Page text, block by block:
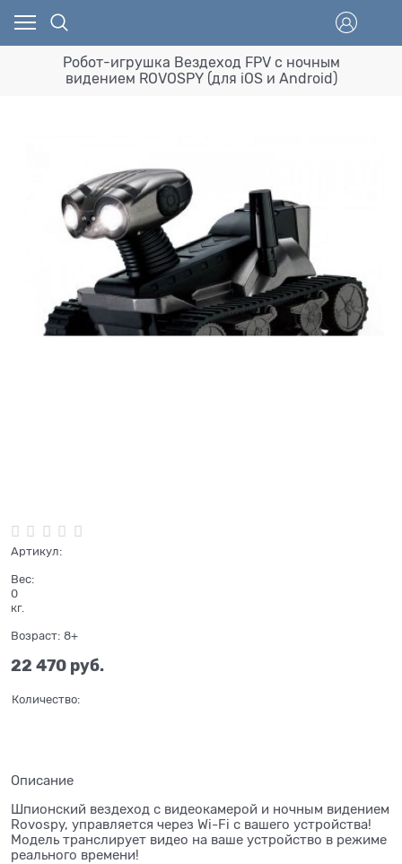
Робот-игрушка Вездеход FPV с ночным
видением ROVOSPY (для iOS и Android)
Артикул:
Вес:
0
кг.
Возраст: 8+
22 470 руб.
Количество:
Описание
Шпионский вездеход с видеокамерой и ночным видением
Rovospy, управляется через Wi-Fi с вашего устройства!
Модель транслирует видео на ваше устройство в режиме
реального времени!